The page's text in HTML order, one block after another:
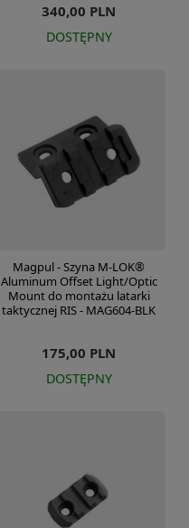
340,00 PLN
DOSTĘPNY
Magpul - Szyna M-LOK®
Aluminum Offset Light/Optic
Mount do montażu latarki
taktycznej RIS - MAG604-BLK
175,00 PLN
DOSTĘPNY